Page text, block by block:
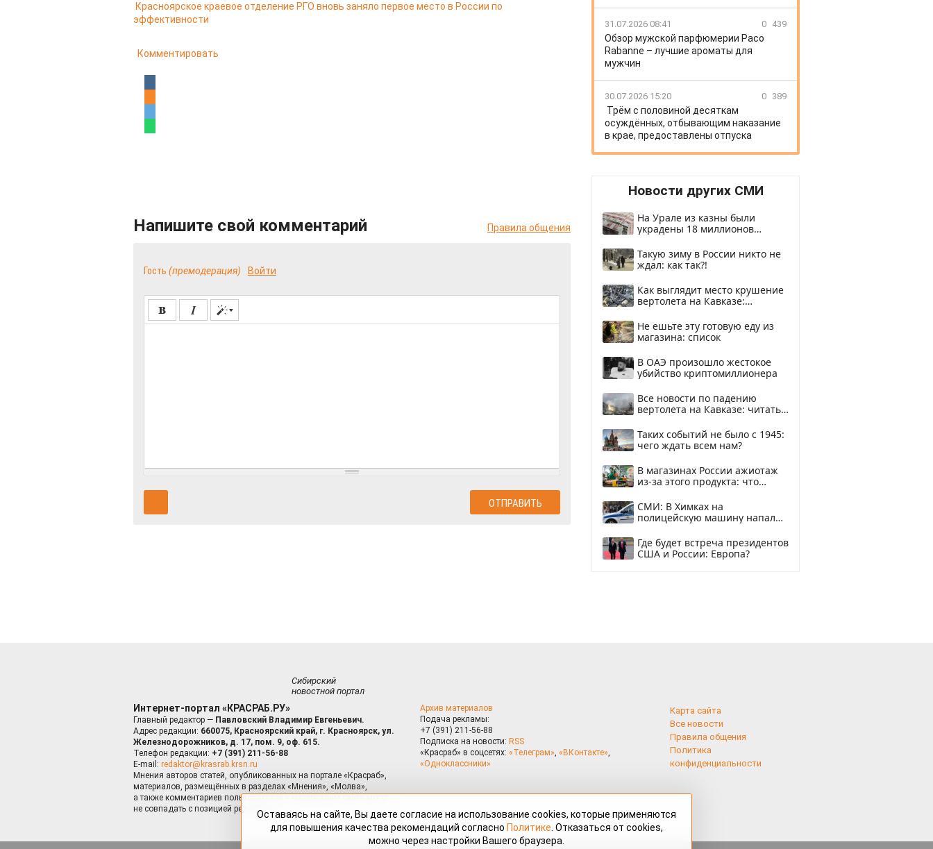
Красноярское краевое отделение РГО вновь заняло первое место в России по
эффективности
Комментировать
Напишите свой комментарий Правила общения
Гость (премодерация) Войти
31.07.2026 08:41 0 439
Обзор мужской парфюмерии Paco
Rabanne – лучшие ароматы для
мужчин
30.07.2026 15:20 0 389
Трём с половиной десяткам
осуждённых, отбывающим наказание
в крае, предоставлены отпуска
Новости других СМИ
На Урале из казны были
украдены 18 миллионов
Такую зиму в России никто не
ждал: как так?!
Как выглядит место крушение
вертолета на Кавказе:
Не ешьте эту готовую еду из
магазина: список
В ОАЭ произошло жестокое
убийство криптомиллионера
Все новости по падению
вертолета на Кавказе: читать
Таких событий не было с 1945:
чего ждать всем нам?
В магазинах России ажиотаж
из-за этого продукта: что
СМИ: В Химках на
полицейскую машину напали
Где будет встреча президентов
США и России: Европа?
Сибирский
новостной портал
Интернет-портал «КРАСРАБ.РУ»
Главный редактор — Павловский Владимир Евгеньевич.
Адрес редакции: 660075, Красноярский край, г. Красноярск, ул.
Железнодорожников, д. 17, пом. 9, оф. 615.
Телефон редакции: +7 (391) 211-56-88
E-mail: redaktor@krasrab.krsn.ru
Мнения авторов статей, опубликованных на портале «Красраб»,
материалов, размещённых в разделах «Мнения», «Молва»,
а также комментариев пользователей к материалам сайта могут
не совпадать с позицией редакции.
Архив материалов
Подача рекламы:
+7 (391) 211-56-88
Подписка на новости: RSS
«Красраб» в соцсетях: «Телеграм», «ВКонтакте»,
«Одноклассники»
Карта сайта
Все новости
Правила общения
Политика
конфиденциальности
Оставаясь на сайте, Вы даете согласие на использование cookies, которые применяются
для повышения качества рекомендаций согласно Политике . Отказаться от cookies,
можно через настройки Вашего браузера.